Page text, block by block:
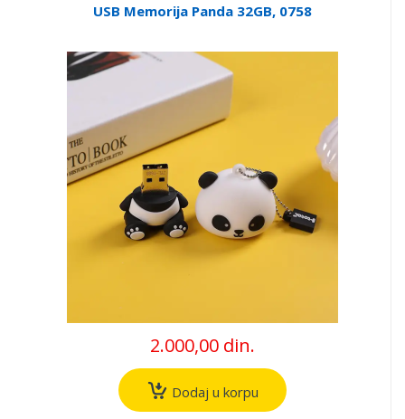
USB Memorija Panda 32GB, 0758
2.000,00 din.
Dodaj u korpu